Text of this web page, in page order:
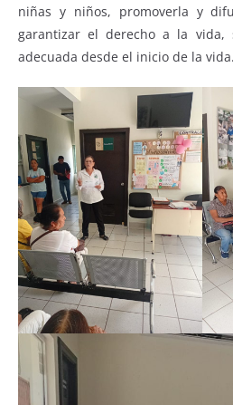
niñas y niños, promoverla y
garantizar el derecho a la
adecuada desde el inicio de la vida.